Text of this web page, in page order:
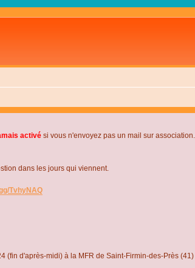
activé si vous n'envoyez pas un mail sur
dans les jours qui viennent.
TvhyNAQ
(fin d'après-midi) à la MFR de Saint-Firmin-des-Près (41)